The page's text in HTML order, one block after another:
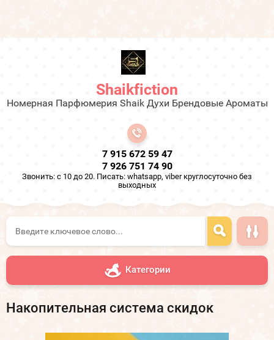
Shaikfiction
Номерная Парфюмерия Shaik Духи Брендовые Ароматы
7 915 672 59 47
7 926 751 74 90
Звонить: с 10 до 20. Писать: whatsapp, viber круглосуточно без
выходных
Категории
Накопительная система скидок